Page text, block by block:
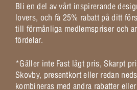
Bli en del av vårt inspirerande
lovers, och få 25% rabatt på ditt
till förmånliga medlemspriser och
fördelar.
*Gäller inte Fast lågt pris, Skarpt
Skovby, presentkort eller redan
kombineras med andra rabatter